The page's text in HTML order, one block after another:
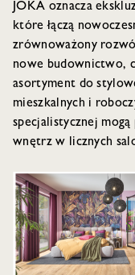
JOKA oznacza
które łączą
zrównoważony
nowe budownictwo,
asortyment do
mieszkalnych i
specjalistycznej
wnętrz w licznych